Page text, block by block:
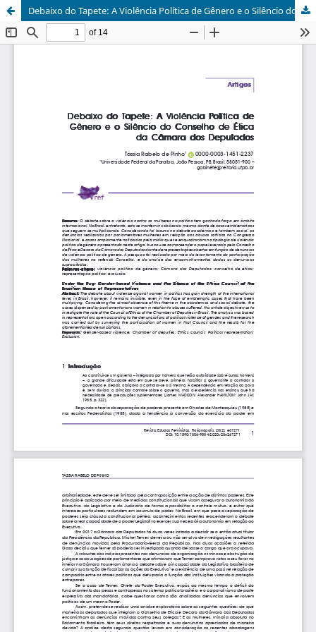
Debaixo do Tapete: A Violência Política de Gênero e o Silêncio do Conselho de Ética da Câmara dos Deputados